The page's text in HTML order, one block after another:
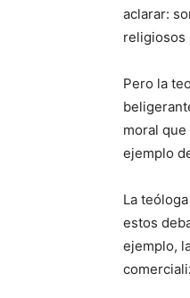
aclarar:
religiosos
Pero la
moral
ejemplo
La
estos
ejemplo,